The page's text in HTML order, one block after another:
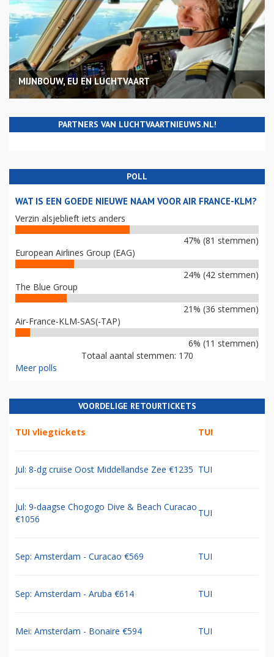
MIJNBOUW, EU EN LUCHTVAART
PARTNERS VAN LUCHTVAARTNIEUWS.NL!
POLL
WAT IS EEN GOEDE NIEUWE NAAM VOOR AIR FRANCE-KLM?
Verzin alsjeblieft iets anders
47% (81 stemmen)
European Airlines Group (EAG)
24% (42 stemmen)
The Blue Group
21% (36 stemmen)
Air-France-KLM-SAS(-TAP)
6% (11 stemmen)
Totaal aantal stemmen: 170
Meer polls
VOORDELIGE RETOURTICKETS
TUI vliegtickets TUI
Jul: 8-dg cruise Oost Middellandse Zee €1235 TUI
Jul: 9-daagse Chogogo Dive & Beach Curacao
€1056
TUI
Sep: Amsterdam - Curacao €569 TUI
Sep: Amsterdam - Aruba €614 TUI
Mei: Amsterdam - Bonaire €594 TUI